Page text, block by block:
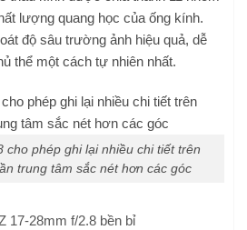
lượng quang học của ống kính.
độ sâu trường ảnh hiệu quả, dễ
thể một cách tự nhiên nhất.
cho phép ghi lại nhiều chi tiết trên
trung tâm sắc nét hơn các góc
17-28mm f/2.8 bền bỉ